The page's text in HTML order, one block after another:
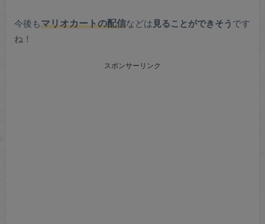
今後もマリオカートの配信などは 見ることができそう です
ね！
スポンサーリンク